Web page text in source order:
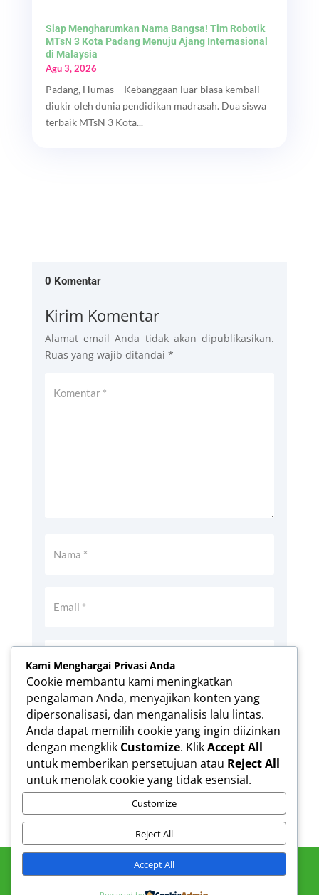
Siap Mengharumkan Nama Bangsa! Tim Robotik
MTsN 3 Kota Padang Menuju Ajang Internasional
di Malaysia
Agu 3, 2026
Padang, Humas – Kebanggaan luar biasa kembali
diukir oleh dunia pendidikan madrasah. Dua siswa
terbaik MTsN 3 Kota...
0 Komentar
Kirim Komentar
Alamat email Anda tidak akan dipublikasikan.
Ruas yang wajib ditandai *
Simpan nama, email, dan situs web saya
pada peramban ini untuk komentar saya
berikutnya.
Kirim Komentar
Kami Menghargai Privasi Anda
Cookie membantu kami meningkatkan
pengalaman Anda, menyajikan konten yang
dipersonalisasi, dan menganalisis lalu lintas.
Anda dapat memilih cookie yang ingin diizinkan
dengan mengklik Customize. KlikAccept All
untuk memberikan persetujuan atau Reject All
untuk menolak cookie yang tidak esensial.
Customize
Reject All
Accept All